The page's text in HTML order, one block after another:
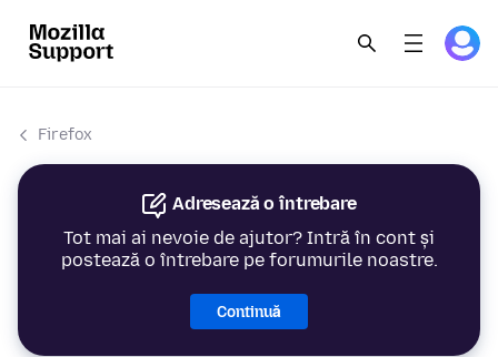
Firefox
Adresează o întrebare
Tot mai ai nevoie de ajutor? Intră în cont și
postează o întrebare pe forumurile noastre.
Continuă